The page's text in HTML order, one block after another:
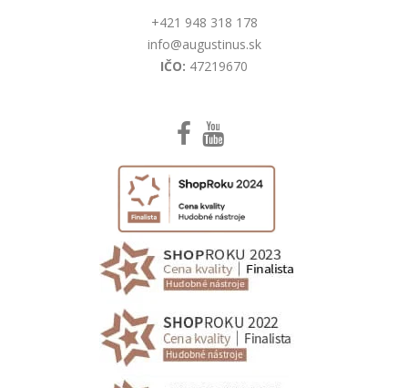
+421 948 318 178
info@augustinus.sk
IČO: 47219670